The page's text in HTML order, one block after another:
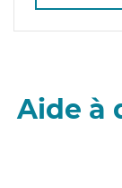
Aide à